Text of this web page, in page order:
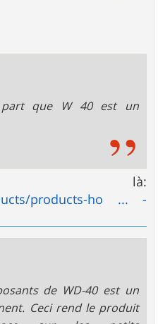
que W 40 est un
là:
products-ho ... -
de WD-40 est un
Ceci rend le produit